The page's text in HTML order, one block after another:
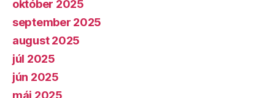
október 2025
september 2025
august 2025
júl 2025
jún 2025
máj 2025